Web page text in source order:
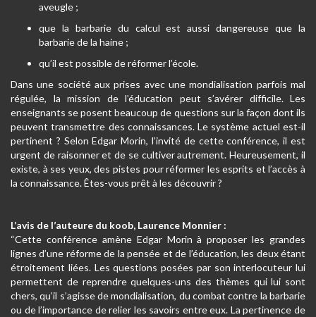
aveugle ;
que la barbarie du calcul est aussi dangereuse que la
barbarie de la haine ;
qu’il est possible de réformer l’école.
Dans une société aux prises avec une mondialisation parfois mal
régulée, la mission de l’éducation peut s’avérer difficile. Les
enseignants se posent beaucoup de questions sur la façon dont ils
peuvent transmettre des connaissances. Le système actuel est-il
pertinent ? Selon Edgar Morin, l’invité de cette conférence, il est
urgent de raisonner et de se cultiver autrement. Heureusement, il
existe, à ses yeux, des pistes pour réformer les esprits et l’accès à
la connaissance. Êtes-vous prêt à les découvrir ?
L’avis de l’auteure du koob, Laurence Monnier :
“Cette conférence amène Edgar Morin à proposer les grandes
lignes d’une réforme de la pensée et de l’éducation, les deux étant
étroitement liées. Les questions posées par son interlocuteur lui
permettent de reprendre quelques-uns des thèmes qui lui sont
chers, qu’il s’agisse de mondialisation, du combat contre la barbarie
ou de l’importance de relier les savoirs entre eux. La pertinence de